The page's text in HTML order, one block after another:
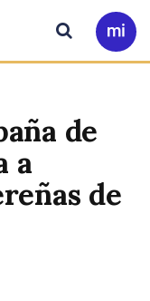
Ir
a
Buscar
de
a
de